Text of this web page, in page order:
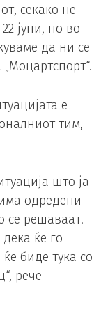
секако не
јуни, но во
да ни се
е
тим,
што ја
одредени
се решаваат.
ќе го
биде тука со
рече